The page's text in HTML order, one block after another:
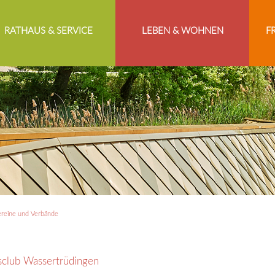
RATHAUS & SERVICE LEBEN & WOHNEN
und Verbände
Wassertrüdingen